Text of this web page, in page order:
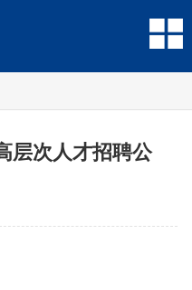
层次人才招聘公